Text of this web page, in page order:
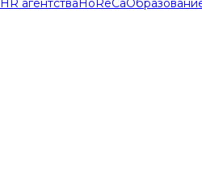
HR агентстваHoReCa